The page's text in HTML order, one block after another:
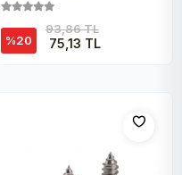
%20
93,86 TL
75,13 TL